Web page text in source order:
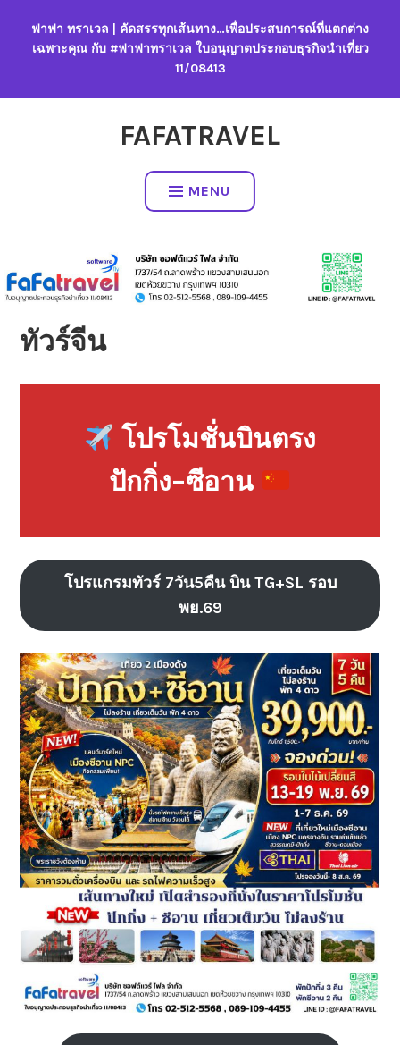
content
ฟาฟา ทราเวล | คัดสรรทุกเส้นทาง…เพื่อประสบการณ์ที่แตกต่าง
เฉพาะคุณ กับ #ฟาฟาทราเวล ใบอนุญาตประกอบธุรกิจนำเที่ยว
11/08413
FAFATRAVEL
MENU
ทัวร์จีน
โปรโมชั่นบินตรง
ปักกิ่ง–ซีอาน
โปรแกรมทัวร์ 7วัน5คืน บิน TG+SL รอบ
พย.69